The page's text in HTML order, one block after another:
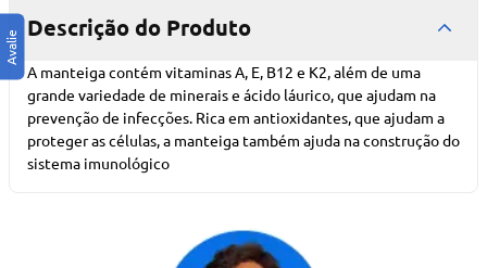
Descrição do Produto
A manteiga contém vitaminas A, E, B12 e K2, além de uma
grande variedade de minerais e ácido láurico, que ajudam na
prevenção de infecções. Rica em antioxidantes, que ajudam a
proteger as células, a manteiga também ajuda na construção do
sistema imunológico